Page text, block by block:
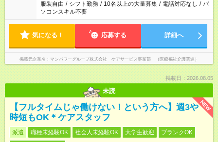
服装自由 / シフト勤務 / 10名以上の大量募集 / 電話対応なし / パ
ソコンスキル不要
気になる！ 応募する 詳細へ
掲載元企業名 マンパワーグループ株式会社 ケアサービス事業部 （医療福祉介護関連）
掲載日：2026.08.05
未読
NEW
【フルタイムじゃ働けない！という方へ】週3や
時短もOK＊ケアスタッフ
派遣 職種未経験OK 社会人未経験OK 大学生歓迎
ブランクOK